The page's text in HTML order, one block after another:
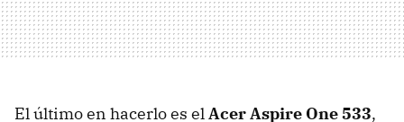
El último en hacerlo es elAcer Aspire One 533,